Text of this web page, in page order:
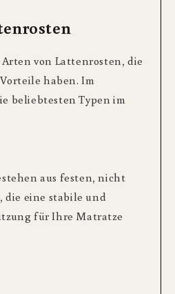
von Lattenrosten, die
haben. Im
beliebtesten Typen im
aus festen, nicht
eine stabile und
für Ihre Matratze